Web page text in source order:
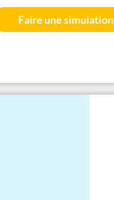
Faire une simulation